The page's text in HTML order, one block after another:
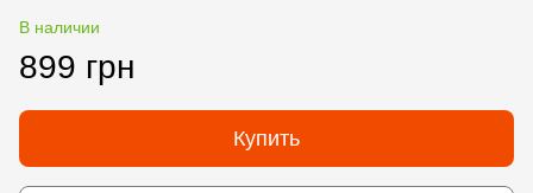
В наличии
899 грн
Купить